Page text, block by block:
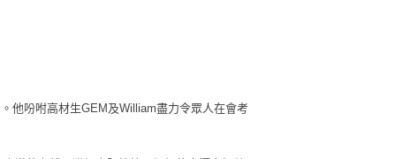
他吩咐高材生GEM及William盡力令眾人在會考